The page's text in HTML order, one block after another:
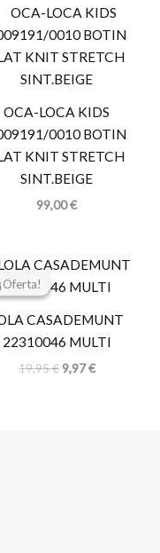
OCA-LOCA KIDS
0010 BOTIN
KNIT STRETCH
SINT.BEIGE
99,00€
¡Oferta!
¡Oferta!
CASADEMUNT
22310046 MULTI
19,95€
El
original
19,95 €.
9,97€
El
actual
9,97 €.